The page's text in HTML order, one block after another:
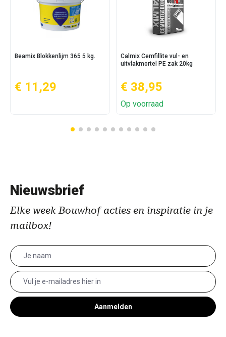
Beamix Blokkenlijm 365 5 kg.
€ 11,29
Calmix Cemfillite vul- en
uitvlakmortel PE zak 20kg
€ 38,95
Op voorraad
Nieuwsbrief
Elke week Bouwhof acties en inspiratie in je
mailbox!
Aanmelden